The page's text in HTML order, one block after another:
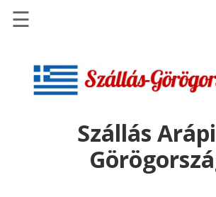
Szállások
Repülőjegy
pénzvisszatérítéssel
☰
Szállás